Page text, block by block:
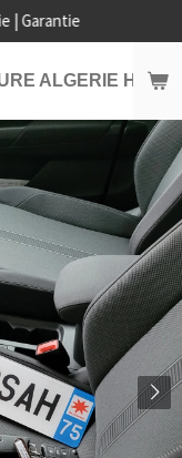
ALGERIE HORS
| Garantie